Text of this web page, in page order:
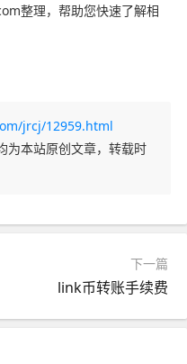
整理，帮助您快速了解相
jrcj/12959.html
为本站原创文章，转载时
下一篇
link币转账手续费